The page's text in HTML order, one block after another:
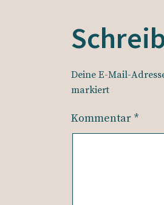
Deine E-Mail-
markiert
Kommentar *